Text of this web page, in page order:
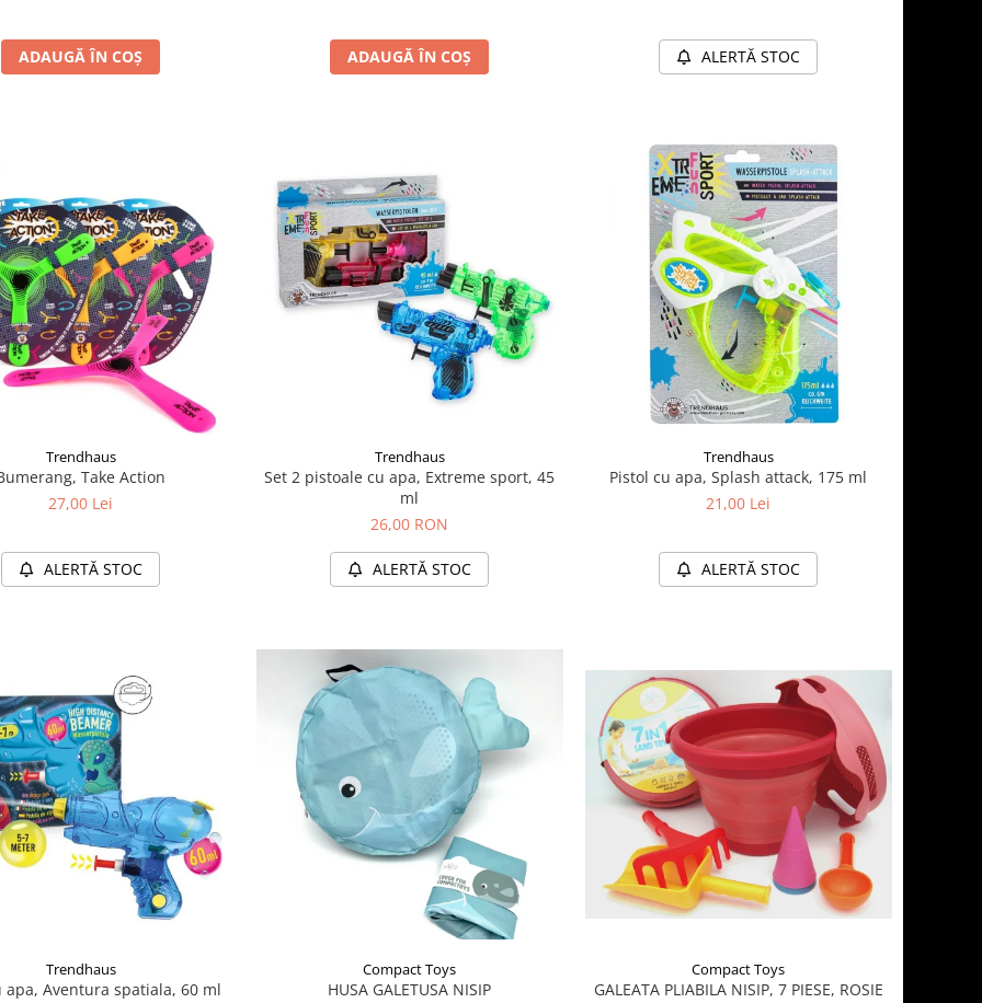
ADAUGĂ ÎN COȘ ADAUGĂ ÎN COȘ ALERTĂ STOC
Trendhaus
Take Action
27,00 Lei
ALERTĂ STOC
Trendhaus
Set 2 pistoale cu apa, Extreme sport, 45
ml
26,00 RON
ALERTĂ STOC
Trendhaus
Pistol cu apa, Splash attack, 175 ml
21,00 Lei
ALERTĂ STOC
Trendhaus
apa, Aventura spatiala, 60 ml
Compact Toys
HUSA GALETUSA NISIP
Compact Toys
GALEATA PLIABILA NISIP, 7 PIESE, ROSIE